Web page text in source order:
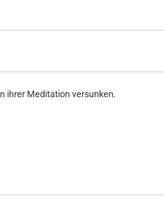
ihrer Meditation versunken.